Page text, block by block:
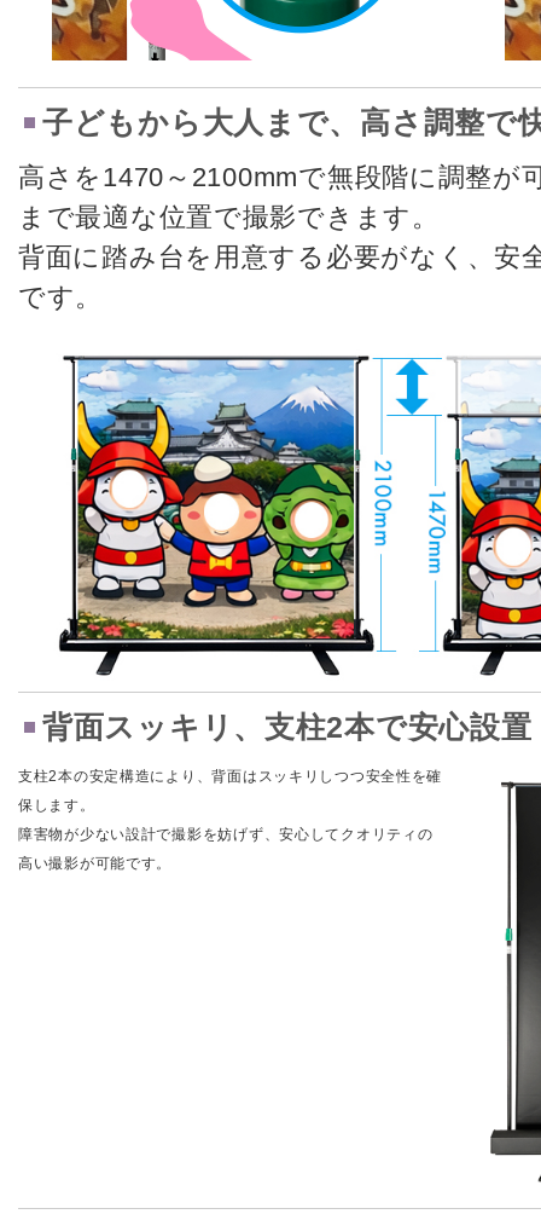
子どもから大人まで、高さ調整で
高さを1470～2100mmで無段階に調整が
まで最適な位置で撮影できます。
背面に踏み台を用意する必要がなく、安
です。
背面スッキリ、支柱2本で安心設置
支柱2本の安定構造により、背面はスッキリしつつ安全性を確
保します。
障害物が少ない設計で撮影を妨げず、安心してクオリティの
高い撮影が可能です。